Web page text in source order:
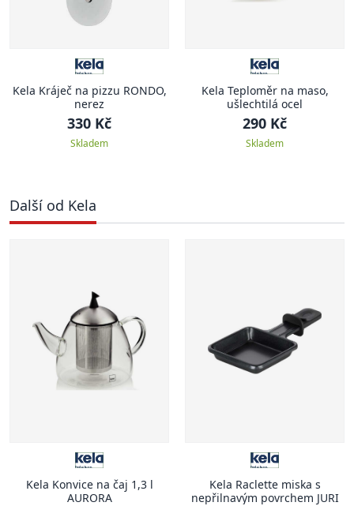
Kela Kráječ na pizzu RONDO,
nerez
330 Kč
Skladem
Kela Teploměr na maso,
ušlechtilá ocel
290 Kč
Skladem
Další od Kela
Kela Konvice na čaj 1,3 l
AURORA
Kela Raclette miska s
nepřilnavým povrchem JURI